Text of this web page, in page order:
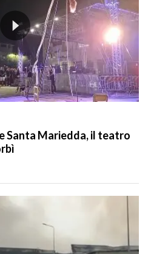
Santa Mariedda, il teatro